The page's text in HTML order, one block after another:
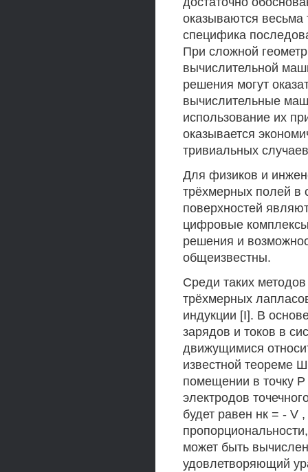
оказываются весьма
специфика
При сложной
вычислительной
решения могут
вычислительные
использование их
оказывается
тривиальных
Для физиков и
трёхмерных полей в
поверхностей
цифровые
решения и
общеизвестны.
Среди таких
трёхмерных
индукции [I]. В
зарядов и токов в
движущимися
известной теореме
помещении в точку
электродов
будет равен нк = - V
может быть
удовлетворяющий